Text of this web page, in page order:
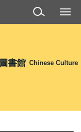
圖書館 Chinese Culture